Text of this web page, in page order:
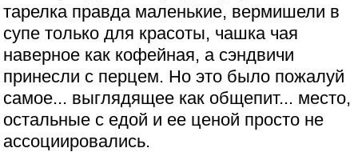
тарелка правда маленькие, вермишели в
супе только для красоты, чашка чая
наверное как кофейная, а сэндвичи
принесли с перцем. Но это было пожалуй
самое... выглядящее как общепит... место,
остальные с едой и ее ценой просто не
ассоциировались.